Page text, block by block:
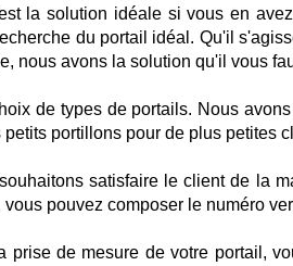
la solution idéale si vous en
du portail idéal. Qu'il
nous avons la solution qu'il vous
de types de portails. Nous
portillons pour de plus petites
satisfaire le client de la
pouvez composer le numéro
prise de mesure de votre portail,